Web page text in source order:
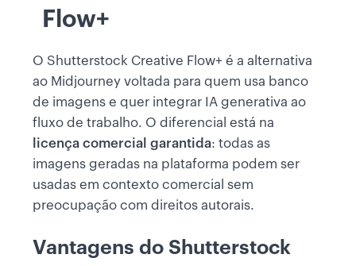
Flow+
O Shutterstock Creative Flow+ é a alternativa
ao Midjourney voltada para quem usa banco
de imagens e quer integrar IA generativa ao
fluxo de trabalho. O diferencial está na
licença comercial garantida: todas as
imagens geradas na plataforma podem ser
usadas em contexto comercial sem
preocupação com direitos autorais.
Vantagens do Shutterstock